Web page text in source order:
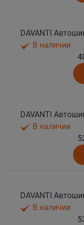
В наличии
В наличии
В наличии